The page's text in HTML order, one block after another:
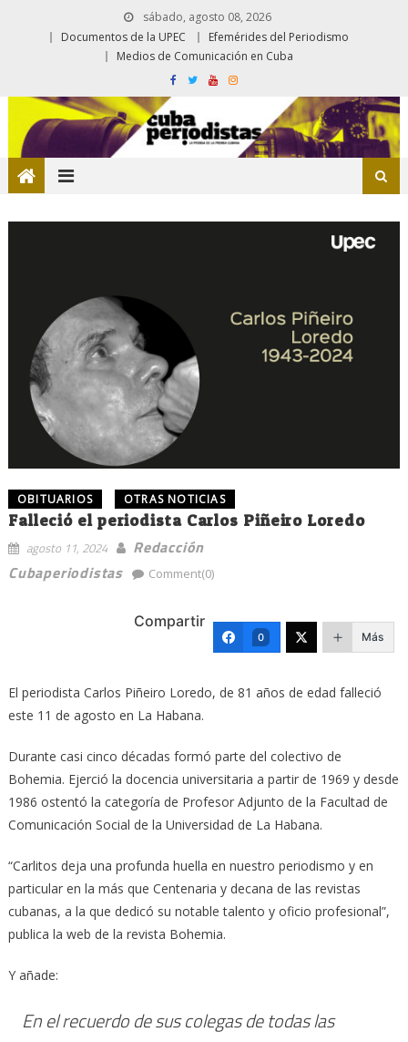
sábado, agosto 08, 2026
Documentos de la UPEC
Efemérides del Periodismo
Medios de Comunicación en Cuba
OBITUARIOS OTRAS NOTICIAS
Falleció el periodista Carlos Piñeiro Loredo
agosto 11, 2024
Redacción
Cubaperiodistas
Comment(0)
Compartir
0 Más
El periodista Carlos Piñeiro Loredo, de 81 años de edad falleció
este 11 de agosto en La Habana.
Durante casi cinco décadas formó parte del colectivo de
Bohemia. Ejerció la docencia universitaria a partir de 1969 y desde
1986 ostentó la categoría de Profesor Adjunto de la Facultad de
Comunicación Social de la Universidad de La Habana.
“Carlitos deja una profunda huella en nuestro periodismo y en
particular en la más que Centenaria y decana de las revistas
cubanas, a la que dedicó su notable talento y oficio profesional”,
publica la web de la revista Bohemia.
Y añade:
En el recuerdo de sus colegas de todas las